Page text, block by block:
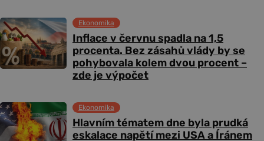
Inflace v červnu spadla na 1,5
procenta. Bez zásahů vlády by se
pohybovala kolem dvou procent –
zde je výpočet
Ekonomika
Hlavním tématem dne byla prudká
eskalace napětí mezi USA a Íránem
Ekonomika